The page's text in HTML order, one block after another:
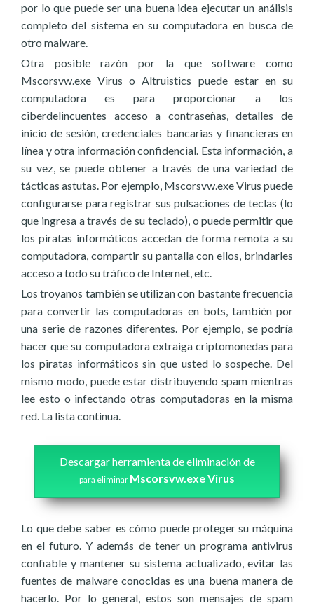
por lo que puede ser una buena idea ejecutar un análisis
completo del sistema en su computadora en busca de
otro malware.
Otra posible razón por la que software como
Mscorsvw.exe Virus o Altruistics puede estar en su
computadora es para proporcionar a los
ciberdelincuentes acceso a contraseñas, detalles de
inicio de sesión, credenciales bancarias y financieras en
línea y otra información confidencial. Esta información, a
su vez, se puede obtener a través de una variedad de
tácticas astutas. Por ejemplo, Mscorsvw.exe Virus puede
configurarse para registrar sus pulsaciones de teclas (lo
que ingresa a través de su teclado), o puede permitir que
los piratas informáticos accedan de forma remota a su
computadora, compartir su pantalla con ellos, brindarles
acceso a todo su tráfico de Internet, etc.
Los troyanos también se utilizan con bastante frecuencia
para convertir las computadoras en bots, también por
una serie de razones diferentes. Por ejemplo, se podría
hacer que su computadora extraiga criptomonedas para
los piratas informáticos sin que usted lo sospeche. Del
mismo modo, puede estar distribuyendo spam mientras
lee esto o infectando otras computadoras en la misma
red. La lista continua.
Descargar herramienta de eliminación de
para eliminar Mscorsvw.exe Virus
Lo que debe saber es cómo puede proteger su máquina
en el futuro. Y además de tener un programa antivirus
confiable y mantener su sistema actualizado, evitar las
fuentes de malware conocidas es una buena manera de
hacerlo. Por lo general, estos son mensajes de spam